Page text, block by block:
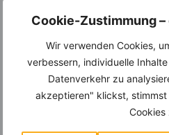
Cookie-Zustimmung
Wir verwenden Cookies,
verbessern, individuelle
Datenverkehr zu
akzeptieren" klickst,
Cookies
Wochenplaner,
Einkaufsliste und noch
Entdecke die invi koo
-
viele hilfreiche und zeitsparende
um Deine Ernährung optimal zu